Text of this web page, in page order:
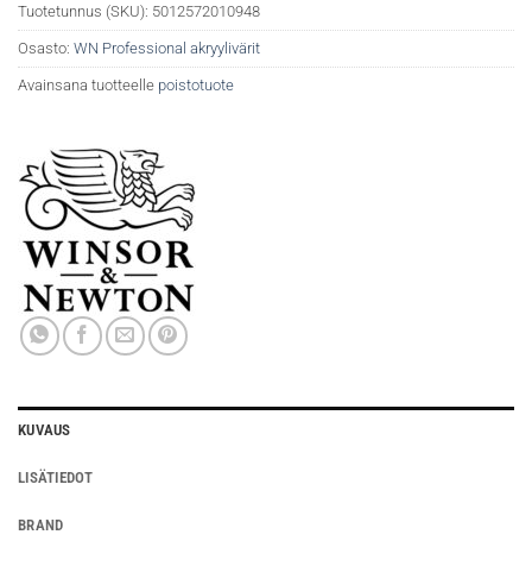
Tuotetunnus (SKU): 5012572010948
Osasto: WN Professional akryylivärit
Avainsana tuotteelle poistotuote
KUVAUS
LISÄTIEDOT
BRAND